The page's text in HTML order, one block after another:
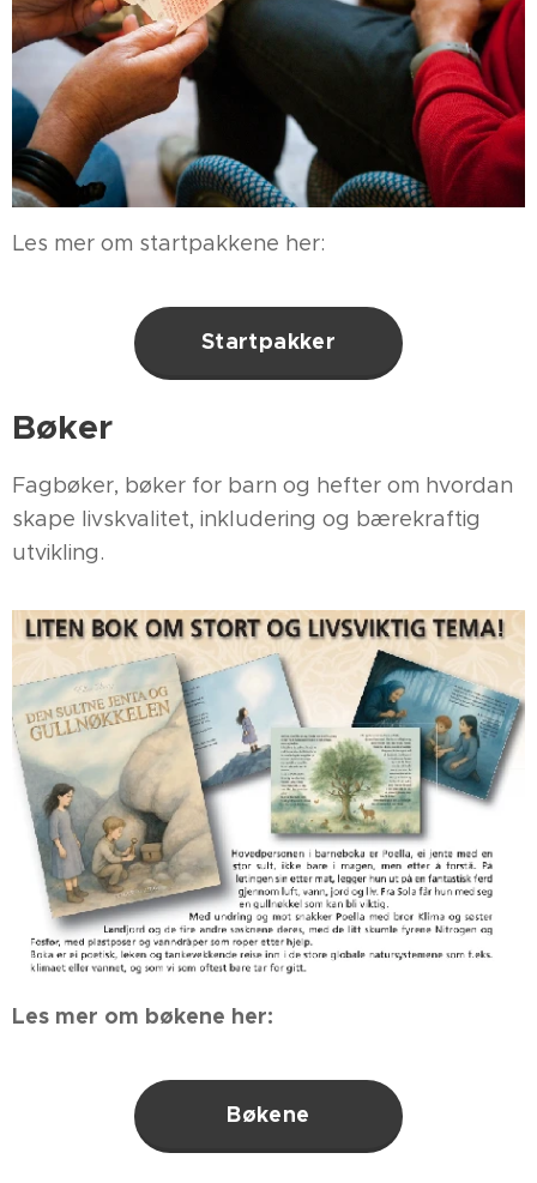
Les mer om startpakkene her:
Startpakker
Bøker
Fagbøker, bøker for barn og hefter om hvordan
skape livskvalitet, inkludering og bærekraftig
utvikling.
Les mer om bøkene her:
Bøkene